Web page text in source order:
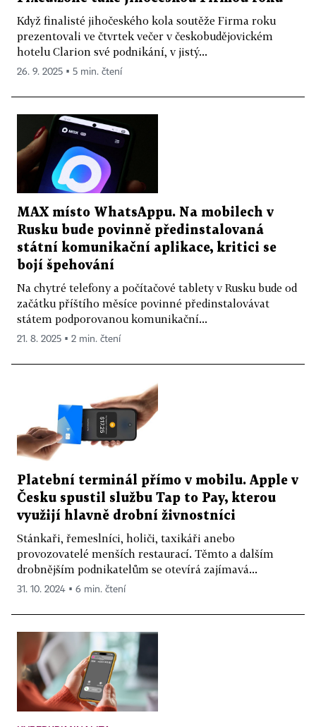
Když finalisté jihočeského kola soutěže Firma roku
prezentovali ve čtvrtek večer v českobudějovickém
hotelu Clarion své podnikání, v jistý...
26. 9. 2025 ▪ 5 min. čtení
MAX místo WhatsAppu. Na mobilech v
Rusku bude povinně předinstalovaná
státní komunikační aplikace, kritici se
bojí špehování
Na chytré telefony a počítačové tablety v Rusku bude od
začátku příštího měsíce povinné předinstalovávat
státem podporovanou komunikační...
21. 8. 2025 ▪ 2 min. čtení
Platební terminál přímo v mobilu. Apple v
Česku spustil službu Tap to Pay, kterou
využijí hlavně drobní živnostníci
Stánkaři, řemeslníci, holiči, taxikáři anebo
provozovatelé menších restaurací. Těmto a dalším
drobnějším podnikatelům se otevírá zajímavá...
31. 10. 2024 ▪ 6 min. čtení